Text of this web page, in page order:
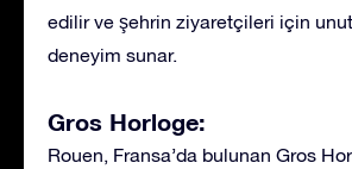
edilir ve şehrin ziyaretçileri için
deneyim sunar.
Gros Horloge:
Rouen, Fransa’da bulunan Gros